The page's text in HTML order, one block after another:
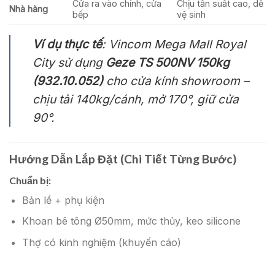
Nhà hàng
Cửa ra vào chính, cửa
bếp
Chịu tần suất cao, dễ
vệ sinh
Ví dụ thực tế: Vincom Mega Mall Royal
City sử dụng Geze TS 500NV 150kg
(932.10.052)cho cửa kính showroom –
chịu tải 140kg/cánh, mở 170°, giữ cửa
90°.
Hướng Dẫn Lắp Đặt (Chi Tiết Từng Bước)
Chuẩn bị:
Bản lề + phụ kiện
Khoan bê tông Ø50mm, mức thủy, keo silicone
Thợ có kinh nghiệm (khuyến cáo)